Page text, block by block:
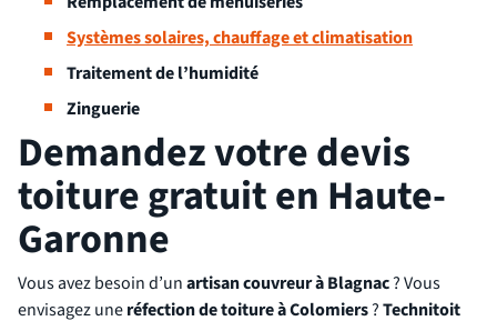
Systèmes solaires, chauffage et climatisation
Traitement de l’humidité
Zinguerie
Demandez votre devis
toiture gratuit en Haute-
Garonne
Vous avez besoin d’unartisan couvreur à Blagnac? Vous
envisagez uneréfection de toiture à Colomiers?Technitoit